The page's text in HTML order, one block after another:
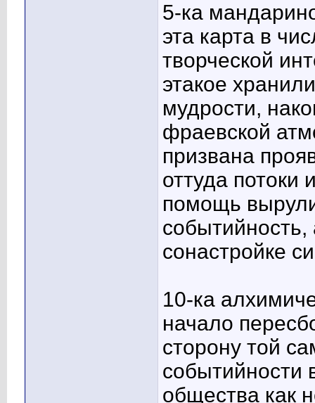
5-ка
эта карта в
творческой
этакое
мудрости,
фраевской
призвана
оттуда
помощь
сонастройке
10-ка
начало
сторону той
событийности
общества как